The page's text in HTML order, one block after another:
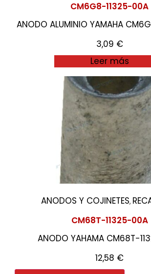
CM6G8-11325-00A
ANODO ALUMINIO YAMAHA
3,09 €
Leer más
ANODOS Y COJINETES,
CM68T-11325-00A
ANODO YAHAMA CM68T-
12,58 €